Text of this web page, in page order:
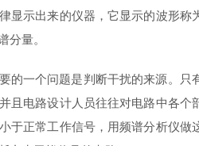
显示出来的仪器，它显示的波形
分量。
的一个问题是判断干扰的来源。
且电路设计人员往往对电路中各
于正常工作信号，用频谱分析仪